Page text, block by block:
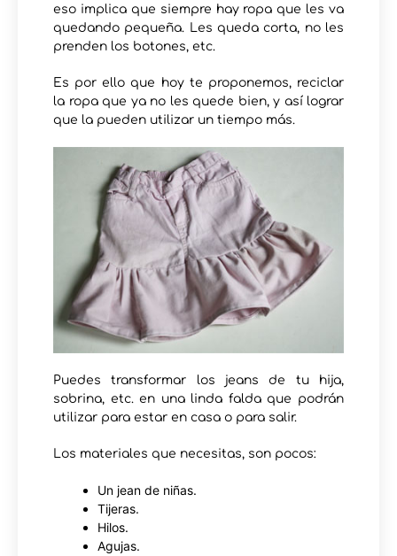
eso implica que siempre hay ropa que les va
quedando pequeña. Les queda corta, no les
prenden los botones, etc.
Es por ello que hoy te proponemos, reciclar
la ropa que ya no les quede bien, y así lograr
que la pueden utilizar un tiempo más.
Puedes transformar los jeans de tu hija,
sobrina, etc. en una linda falda que podrán
utilizar para estar en casa o para salir.
Los materiales que necesitas, son pocos:
Un jean de niñas.
Tijeras.
Hilos.
Agujas.